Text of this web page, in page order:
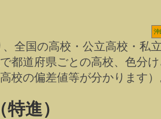
沖
全国の高校・公立高校・私
都道府県ごとの高校、色分
校の偏差値等が分かります
進）